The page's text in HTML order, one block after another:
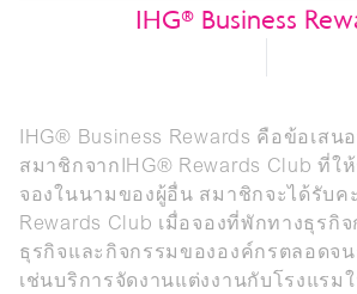
IHG® Business
IHG® Business Rewards คือข้อเสน
สมาชิกจากIHG® Rewards Club ที่ใ
จองในนามของผู้อื่น สมาชิกจะได้รับค
Rewards Club เมื่อจองที่พักทางธุรกิ
ธุรกิจและกิจกรรมขององค์กรตลอดจ
เช่นบริการจัดงานแต่งงานกับโรงแรม